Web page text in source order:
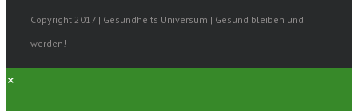
Copyright 2017 | Gesundheits Universum | Gesund bleiben und
werden!
×